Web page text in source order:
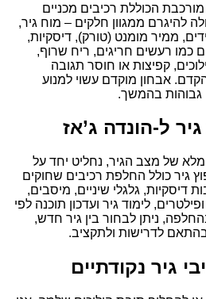
הכוללת רכיבים מכניים
להיגרם ממגוון חלקים – מוח גיר,
ממיר מומנט (טורק), דיסקיות,
כמו רעשים חריגים, ריח שרוף,
קפיצות או חוסר תגובה
אבחון מוקדם עשוי למנוע
גבוהות בהמשך.
ל-הונדה ג’אז
מלא של מצב הגיר, נחליט יחד על
גיר כולל החלפת רכיבים שחוקים
דיסקיות, גלגלי שיניים, מיסבים,
לימוד גיר ועדכון תוכנה לפי
ניתן לבחור בין גיר חדש,
לדרישות ולתקציב.
גיר נקודתיים